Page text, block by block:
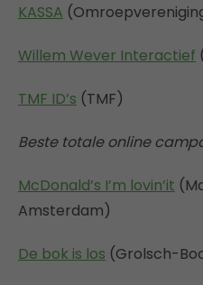
KASSA
Willem Wever Interactief
TMF ID’s (TMF)
Beste totale online
McDonald’s I’m lovin’it
Amsterdam)
De bok is los (Grolsch-